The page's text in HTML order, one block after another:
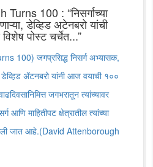
100 : “निसर्गाच्या
डेव्हिड अटेनबरो यांची
पोस्ट चर्चेत...”
100) जगप्रसिद्ध निसर्ग अभ्यासक,
डेव्हिड ॲटनबरो यांनी आज वयाची १००
जगभरातून त्यांच्यावर
आणि माहितीपट क्षेत्रातील त्यांच्या
केली जात आहे.(David Attenborough